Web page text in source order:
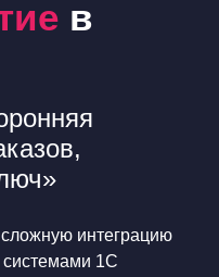
в
интеграцию
системами 1С